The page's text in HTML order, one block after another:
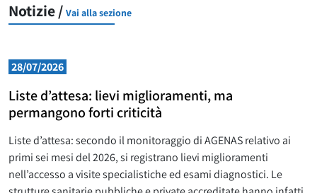
Notizie / Vai alla sezione
28/07/2026
Liste d’attesa: lievi miglioramenti, ma
permangono forti criticità
Liste d’attesa: secondo il monitoraggio di AGENAS relativo ai
primi sei mesi del 2026, si registrano lievi miglioramenti
nell’accesso a visite specialistiche ed esami diagnostici. Le